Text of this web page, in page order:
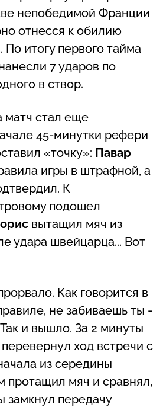
непобедимой Франции
отнесся к обилию
итогу первого тайма
7 ударов по
в створ.
матч стал еще
45-минутки рефери
«точку»: Павар
игры в штрафной, а
К
подошел
вытащил мяч из
удара швейцарца... Вот
Как говорится в
не забиваешь ты -
и вышло. За 2 минуты
перевернул ход встречи с
из середины
протащил мяч и сравнял,
замкнул передачу